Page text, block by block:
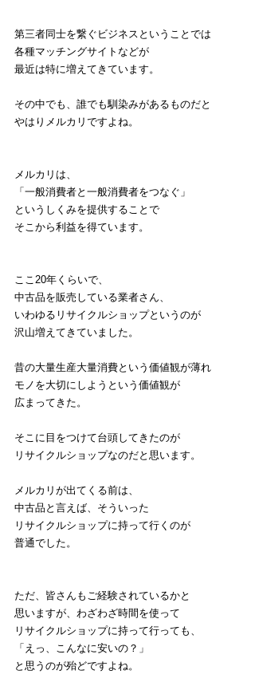
第三者同士を繋ぐビジネスということでは
各種マッチングサイトなどが
最近は特に増えてきています。
その中でも、誰でも馴染みがあるものだと
やはりメルカリですよね。
メルカリは、
「一般消費者と一般消費者をつなぐ」
というしくみを提供することで
そこから利益を得ています。
ここ20年くらいで、
中古品を販売している業者さん、
いわゆるリサイクルショップというのが
沢山増えてきていました。
昔の大量生産大量消費という価値観が薄れ
モノを大切にしようという価値観が
広まってきた。
そこに目をつけて台頭してきたのが
リサイクルショップなのだと思います。
メルカリが出てくる前は、
中古品と言えば、そういった
リサイクルショップに持って行くのが
普通でした。
ただ、皆さんもご経験されているかと
思いますが、わざわざ時間を使って
リサイクルショップに持って行っても、
「えっ、こんなに安いの？」
と思うのが殆どですよね。